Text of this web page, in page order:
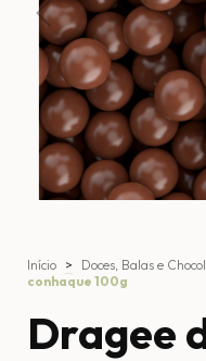
Início > Doces, Balas e
conhaque 100g
Dragee